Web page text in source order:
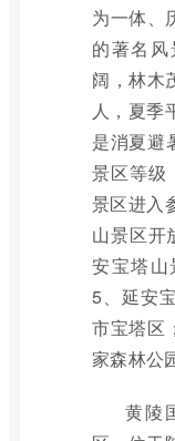
为一体、
的著名
阔，林木
人，夏季
是消夏避
景区等级
景区进入
山景区开
安宝塔山
5、延安
市宝塔区
家森林公
黄陵